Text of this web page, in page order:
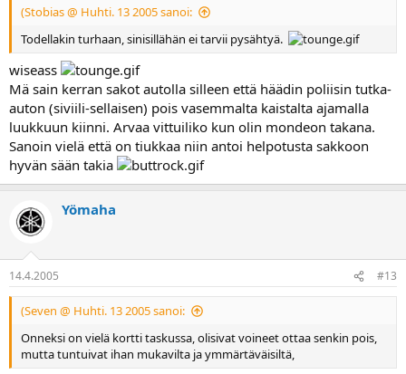
(Stobias @ Huhti. 13 2005 sanoi:
Todellakin turhaan, sinisillähän ei tarvii pysähtyä.
wiseass
Mä sain kerran sakot autolla silleen että häädin poliisin tutka-
auton (siviili-sellaisen) pois vasemmalta kaistalta ajamalla
luukkuun kiinni. Arvaa vittuiliko kun olin mondeon takana.
Sanoin vielä että on tiukkaa niin antoi helpotusta sakkoon
hyvän sään takia
Yömaha
14.4.2005 #13
(Seven @ Huhti. 13 2005 sanoi:
Onneksi on vielä kortti taskussa, olisivat voineet ottaa senkin pois,
mutta tuntuivat ihan mukavilta ja ymmärtäväisiltä,